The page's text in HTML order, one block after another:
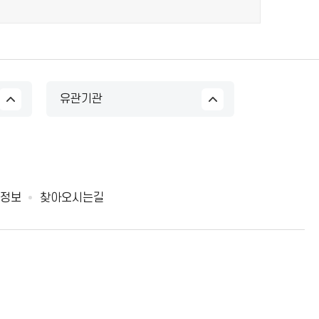
유관기관
보 찾아오시는길